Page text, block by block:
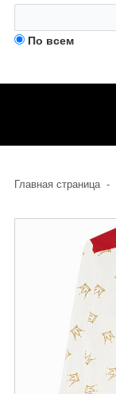
По всем
Главная страница -